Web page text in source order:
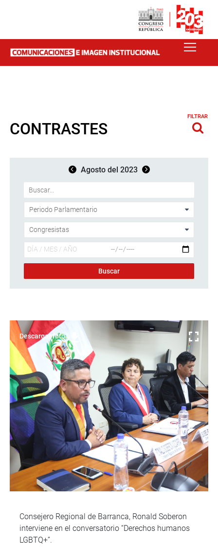
CONTRASTES
FILTRAR
Agosto del 2023
Descargar foto
Consejero Regional de Barranca, Ronald Soberon
interviene en el conversatorio “Derechos humanos
LGBTQ+”.